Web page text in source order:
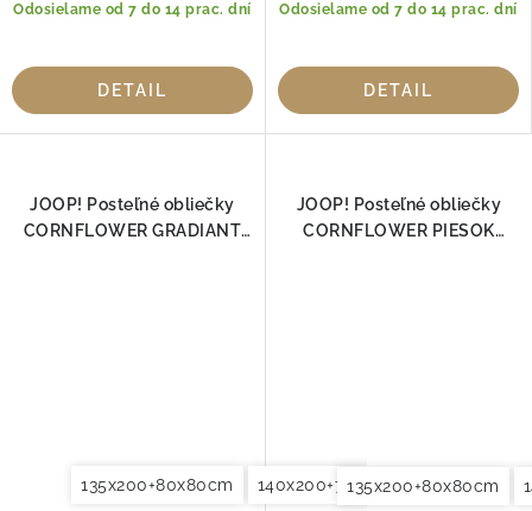
Odosielame od 7 do 14 prac. dní
DETAIL
Odosielame od 7 do 14 prac. dní
DETAIL
JOOP! Posteľné obliečky
CORNFLOWER GRADIANT
135x200+80x80cm 140x200+70x90cm
JOOP! Posteľné obliečky
CORNFLOWER PIESOK
135x200+80x80cm